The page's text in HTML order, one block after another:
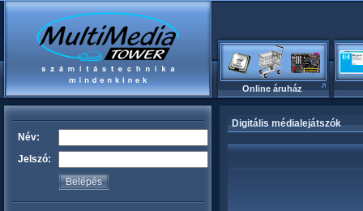
Online áruház
Név:
Jelszó:
Digitális médialejátszók